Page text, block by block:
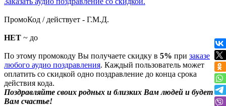
ПромоКод / действует - Г.М.Д.
НЕТ ~ до
По этому промокоду Вы получаете скидку в 5% при заказе
любого аудио поздравления. Каждый пользователь может
оплатить со скидкой одно поздравление до конца срока
действия кода.
Поздравляйте своих родных и близких Вам людей и будет
Вам счастье!